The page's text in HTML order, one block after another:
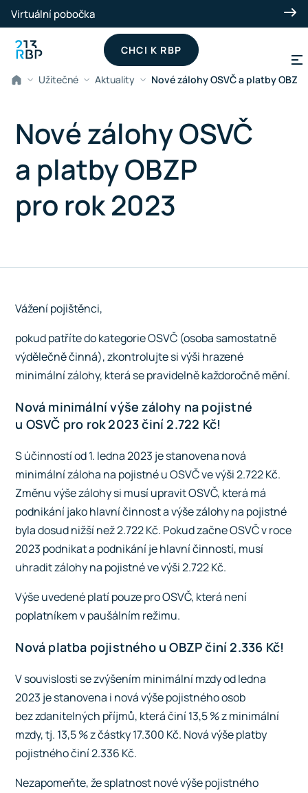
Přeskočit na hlavní obsah
Virtuální pobočka
CHCI K RBP
Užitečné Aktuality Nové zálohy OSVČ a platby OBZP
Nové zálohy OSVČ
a platby OBZP
pro rok 2023
Vážení pojištěnci,
pokud patříte do kategorie OSVČ (osoba samostatně
výdělečně činná), zkontrolujte si výši hrazené
minimální zálohy, která se pravidelně každoročně mění.
Nová minimální výše zálohy na pojistné
u OSVČ pro rok 2023 činí 2.722 Kč!
S účinností od 1. ledna 2023 je stanovena nová
minimální záloha na pojistné u OSVČ ve výši 2.722 Kč.
Změnu výše zálohy si musí upravit OSVČ, která má
podnikání jako hlavní činnost a výše zálohy na pojistné
byla dosud nižší než 2.722 Kč. Pokud začne OSVČ v roce
2023 podnikat a podnikání je hlavní činností, musí
uhradit zálohy na pojistné ve výši 2.722 Kč.
Výše uvedené platí pouze pro OSVČ, která není
poplatníkem v paušálním režimu.
Nová platba pojistného u OBZP činí 2.336 Kč!
V souvislosti se zvýšením minimální mzdy od ledna
2023 je stanovena i nová výše pojistného osob
bez zdanitelných příjmů, která činí 13,5 % z minimální
mzdy, tj. 13,5 % z částky 17.300 Kč. Nová výše platby
pojistného činí 2.336 Kč.
Nezapomeňte, že splatnost nové výše pojistného